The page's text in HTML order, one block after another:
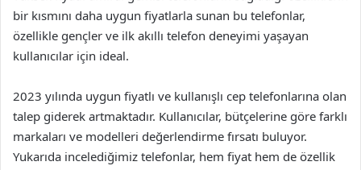
bir kısmını daha uygun fiyatlarla sunan bu telefonlar,
özellikle gençler ve ilk akıllı telefon deneyimi yaşayan
kullanıcılar için ideal.
2023 yılında uygun fiyatlı ve kullanışlı cep telefonlarına olan
talep giderek artmaktadır. Kullanıcılar, bütçelerine göre farklı
markaları ve modelleri değerlendirme fırsatı buluyor.
Yukarıda incelediğimiz telefonlar, hem fiyat hem de özellik